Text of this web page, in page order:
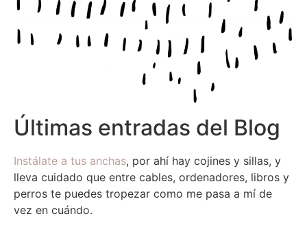
Últimas entradas del Blog
Instálate a tus anchas, por ahí hay cojines y sillas, y
lleva cuidado que entre cables, ordenadores, libros y
perros te puedes tropezar como me pasa a mí de
vez en cuándo.